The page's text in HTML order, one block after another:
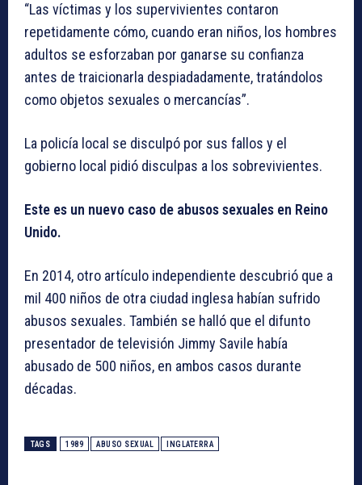
“Las víctimas y los supervivientes contaron
repetidamente cómo, cuando eran niños, los hombres
adultos se esforzaban por ganarse su confianza
antes de traicionarla despiadadamente, tratándolos
como objetos sexuales o mercancías”.
La policía local se disculpó por sus fallos y el
gobierno local pidió disculpas a los sobrevivientes.
Este es un nuevo caso de abusos sexuales en Reino
Unido.
En 2014, otro artículo independiente descubrió que a
mil 400 niños de otra ciudad inglesa habían sufrido
abusos sexuales. También se halló que el difunto
presentador de televisión Jimmy Savile había
abusado de 500 niños, en ambos casos durante
décadas.
TAGS 1989 ABUSO SEXUAL INGLATERRA